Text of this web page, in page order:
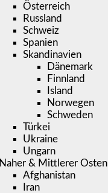
Österreich
Russland
Schweiz
Spanien
Skandinavien
Dänemark
Finnland
Island
Norwegen
Schweden
Türkei
Ukraine
Ungarn
Naher & Mittlerer Osten
Afghanistan
Iran